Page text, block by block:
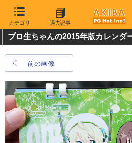
カテゴリ 過去記事
プロ生ちゃんの2015年版カレンダ
前の画像